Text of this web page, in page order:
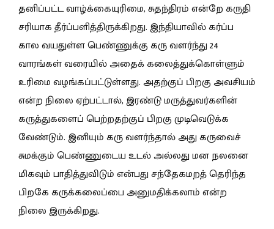
தனிப்பட்ட வாழ்க்கையுரிமை, சுதந்திரம் என்றே கருதி
சரியாக தீர்ப்பளித்திருக்கிறது. இந்தியாவில் கர்ப்ப
கால வயதுள்ள பெண்ணுக்கு கரு வளர்ந்து 24
வாரங்கள் வரையில் அதைக் கலைத்துக்கொள்ளும்
உரிமை வழங்கப்பட்டுள்ளது. அதற்குப் பிறகு அவசியம்
என்ற நிலை ஏற்பட்டால், இரண்டு மருத்துவர்களின்
கருத்துகளைப் பெற்றதற்குப் பிறகு முடிவெடுக்க
வேண்டும். இனியும் கரு வளர்ந்தால் அது கருவைச்
சுமக்கும் பெண்ணுடைய உடல் அல்லது மன நலனை
மிகவும் பாதித்துவிடும் என்பது சந்தேகமறத் தெரிந்த
பிறகே கருக்கலைப்பை அனுமதிக்கலாம் என்ற
நிலை இருக்கிறது.